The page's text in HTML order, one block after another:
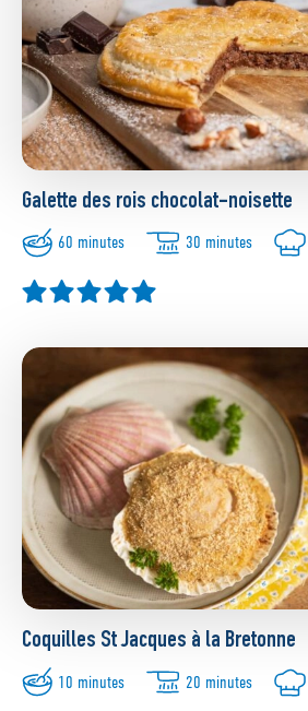
Galette des rois chocolat-noisette
60 minutes 30 minutes
Coquilles St Jacques à la Bretonne
10 minutes 20 minutes